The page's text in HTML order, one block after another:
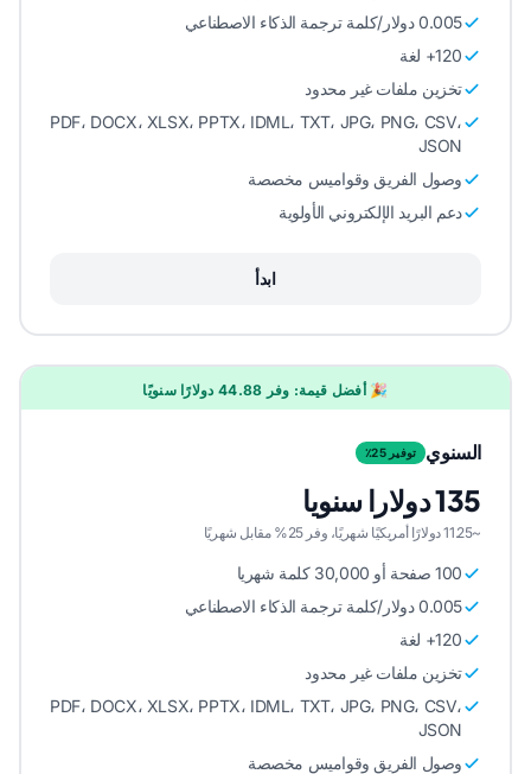
0.005 دولار/كلمة ترجمة الذكاء الاصطناعي
120+ لغة
تخزين ملفات غير محدود
PDF، DOCX، XLSX، PPTX، IDML، TXT، JPG، PNG، CSV،
JSON
وصول الفريق وقواميس مخصصة
دعم البريد الإلكتروني الأولوية
ابدأ
🎉 أفضل قيمة: وفر 44.88 دولارًا سنويًا
السنوي توفير 25٪
135 دولارا سنويا
~11.25 دولارًا أمريكيًا شهريًا، وفر 25% مقابل شهريًا
100 صفحة أو 30,000 كلمة شهريا
0.005 دولار/كلمة ترجمة الذكاء الاصطناعي
120+ لغة
تخزين ملفات غير محدود
PDF، DOCX، XLSX، PPTX، IDML، TXT، JPG، PNG، CSV،
JSON
وصول الفريق وقواميس مخصصة